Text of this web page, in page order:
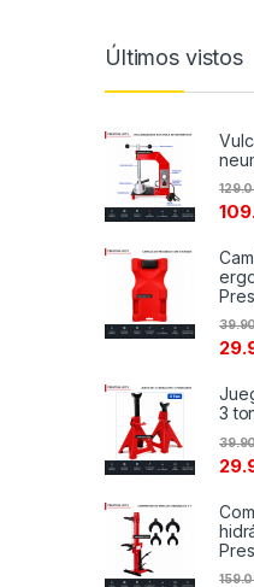
Últimos vistos
3